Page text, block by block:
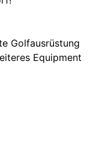
Golfausrüstung
Equipment